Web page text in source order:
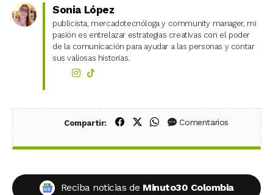
Sonia López
publicista, mercadotecnóloga y community manager, mi
pasión es entrelazar estrategias creativas con el poder
de la comunicación para ayudar a las personas y contar
sus valiosas historias.
Compartir: Compartir en Facebook
Compartir en X (Twitter)
Compartir en WhatsApp
Comentarios
Reciba noticias de Minuto30 Colombia